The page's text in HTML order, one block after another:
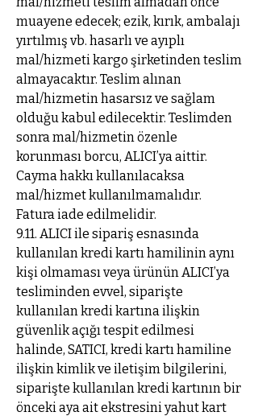
muayene edecek; ezik, kırık, ambalajı
yırtılmış vb. hasarlı ve ayıplı
mal/hizmeti kargo şirketinden teslim
almayacaktır. Teslim alınan
mal/hizmetin hasarsız ve sağlam
olduğu kabul edilecektir. Teslimden
sonra mal/hizmetin özenle
korunması borcu, ALICI’ya aittir.
Cayma hakkı kullanılacaksa
mal/hizmet kullanılmamalıdır.
Fatura iade edilmelidir.
9.11. ALICI ile sipariş esnasında
kullanılan kredi kartı hamilinin aynı
kişi olmaması veya ürünün ALICI’ya
tesliminden evvel, siparişte
kullanılan kredi kartına ilişkin
güvenlik açığı tespit edilmesi
halinde, SATICI, kredi kartı hamiline
ilişkin kimlik ve iletişim bilgilerini,
siparişte kullanılan kredi kartının bir
önceki aya ait ekstresini yahut kart